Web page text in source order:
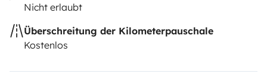
Nicht erlaubt
Überschreitung der Kilometerpauschale
Kostenlos